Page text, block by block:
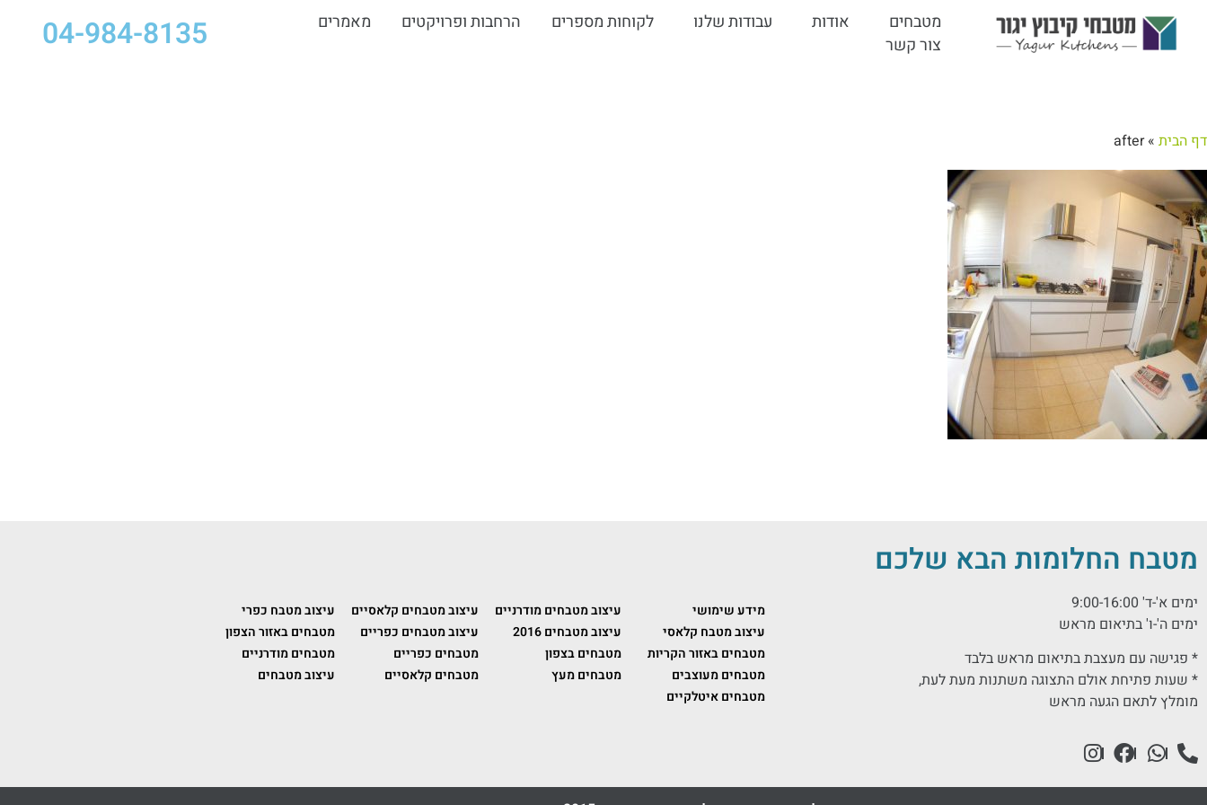
מטבחים אודות עבודות שלנו לקוחות מספרים הרחבות ופרויקטים
מאמרים
צור קשר
04-984-8135
דף הבית »
after
מטבח החלומות הבא שלכם
ימים א'-ד' 9:00-16:00
ימים ה'-ו' בתיאום מראש
* פגישה עם מעצבת בתיאום מראש בלבד
* שעות פתיחת אולם התצוגה משתנות מעת לעת,
מומלץ לתאם הגעה מראש
מידע שימושי עיצוב מטבחים מודרניים עיצוב מטבחים קלאסיים
עיצוב מטבח כפרי
עיצוב מטבח קלאסי
עיצוב מטבחים 2016 עיצוב מטבחים כפריים
מטבחים באזור הצפון
מטבחים באזור הקריות
מטבחים בצפון מטבחים כפריים
מטבחים מודרניים
מטבחים מעוצבים
מטבחים מעץ מטבחים קלאסיים
עיצוב מטבחים
מטבחים איטלקיים